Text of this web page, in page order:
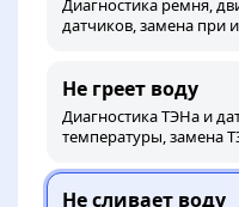
Диагностика ремня,
датчиков, замена при
Не греет воду
Диагностика ТЭНа и
температуры, замена
Не сливает воду